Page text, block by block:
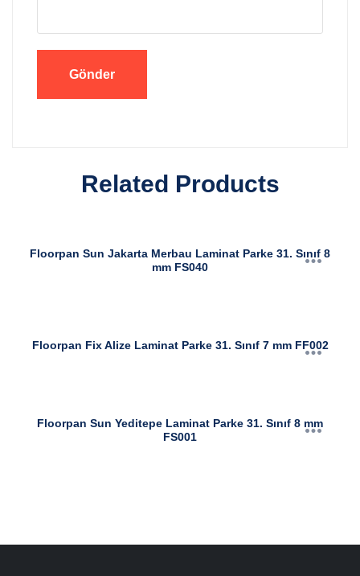
Related Products
Floorpan Sun Jakarta Merbau Laminat Parke 31. Sınıf 8
mm FS040
Floorpan Fix Alize Laminat Parke 31. Sınıf 7 mm FF002
Floorpan Sun Yeditepe Laminat Parke 31. Sınıf 8 mm
FS001